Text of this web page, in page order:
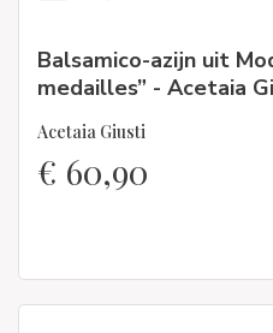
Balsamico-azijn uit
medailles” - Acetaia
Acetaia Giusti
€ 60,90